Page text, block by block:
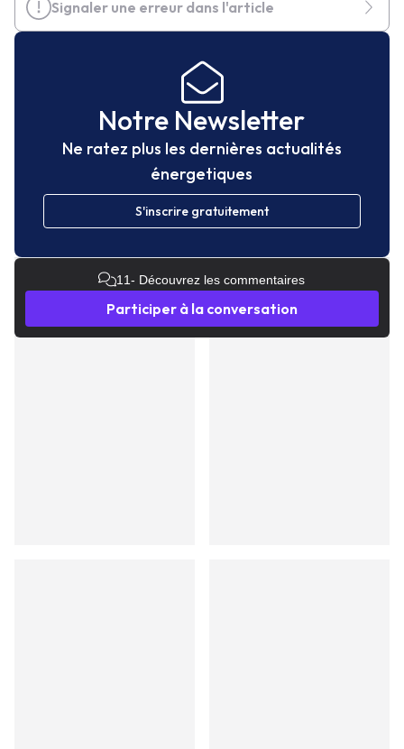
Signaler une erreur dans l'article
Notre Newsletter
Ne ratez plus les dernières actualités
énergetiques
S'inscrire gratuitement
11- Découvrez les commentaires
Participer à la conversation